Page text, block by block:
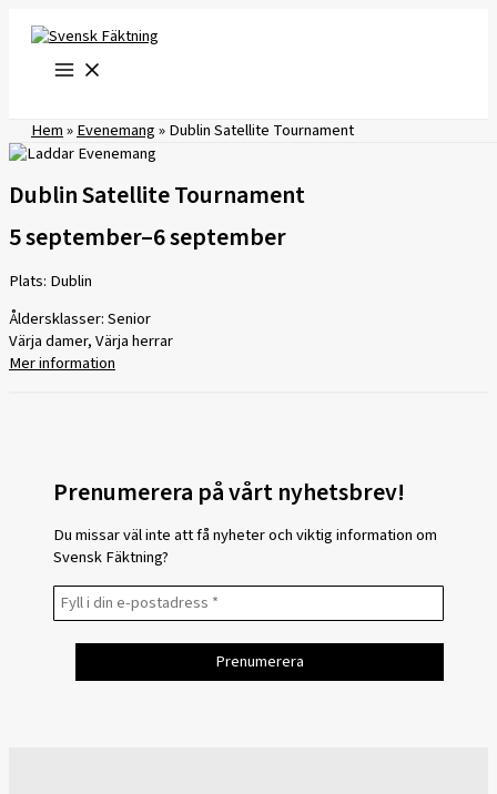
innehåll
Hem»Evenemang»Dublin Satellite Tournament
Dublin Satellite Tournament
5 september–6 september
Plats: Dublin
Åldersklasser: Senior
Värja damer, Värja herrar
Mer information
Prenumerera på vårt nyhetsbrev!
Du missar väl inte att få nyheter och viktig information om
Svensk Fäktning?